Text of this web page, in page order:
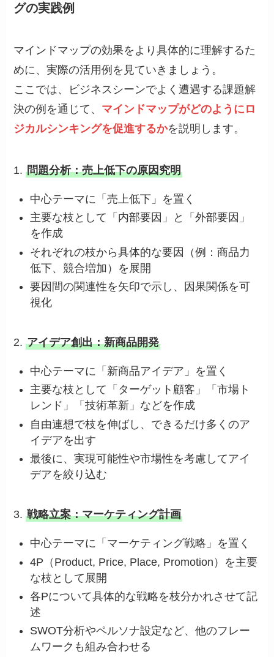
グの実践例
マインドマップの効果をより具体的に理解するた
めに、実際の活用例を見ていきましょう。
ここでは、ビジネスシーンでよく遭遇する課題解
決の例を通じて、 マインドマップがどのようにロ
ジカルシンキングを促進するかを説明します。
1.問題分析：売上低下の原因究明
中心テーマに「売上低下」を置く
主要な枝として「内部要因」と「外部要因」
を作成
それぞれの枝から具体的な要因（例：商品力
低下、競合増加）を展開
要因間の関連性を矢印で示し、因果関係を可
視化
2.アイデア創出：新商品開発
中心テーマに「新商品アイデア」を置く
主要な枝として「ターゲット顧客」「市場ト
レンド」「技術革新」などを作成
自由連想で枝を伸ばし、できるだけ多くのア
イデアを出す
最後に、実現可能性や市場性を考慮してアイ
デアを絞り込む
3.戦略立案：マーケティング計画
中心テーマに「マーケティング戦略」を置く
4P（Product, Price, Place, Promotion）を主要
な枝として展開
各Pについて具体的な戦略を枝分かれさせて記
述
SWOT分析やペルソナ設定など、他のフレー
ムワークも組み合わせる